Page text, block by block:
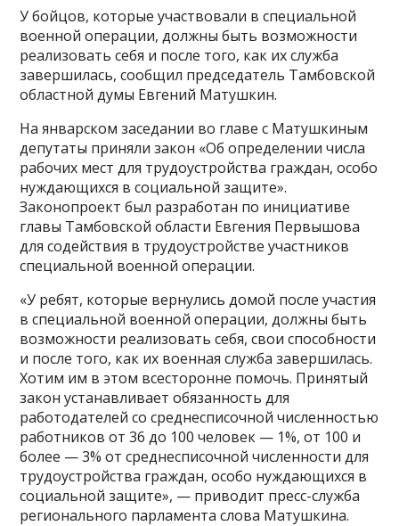
У бойцов, которые участвовали в специальной
военной операции, должны быть возможности
реализовать себя и после того, как их служба
завершилась, сообщил председатель Тамбовской
областной думы Евгений Матушкин.
На январском заседании во главе с Матушкиным
депутаты приняли закон «Об определении числа
рабочих мест для трудоустройства граждан, особо
нуждающихся в социальной защите».
Законопроект был разработан по инициативе
главы Тамбовской области Евгения Первышова
для содействия в трудоустройстве участников
специальной военной операции.
«У ребят, которые вернулись домой после участия
в специальной военной операции, должны быть
возможности реализовать себя, свои способности
и после того, как их военная служба завершилась.
Хотим им в этом всесторонне помочь. Принятый
закон устанавливает обязанность для
работодателей со среднесписочной численностью
работников от 36 до 100 человек — 1%, от 100 и
более — 3% от среднесписочной численности для
трудоустройства граждан, особо нуждающихся в
социальной защите», — приводит пресс-служба
регионального парламента слова Матушкина.